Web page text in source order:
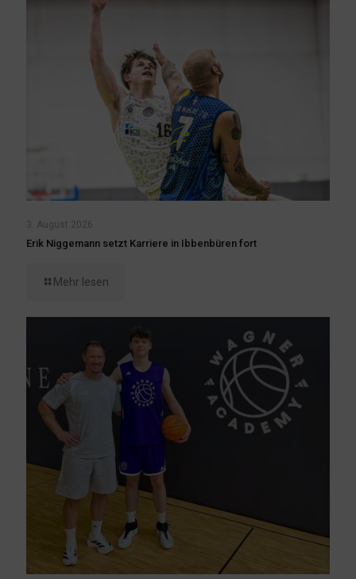
3. August 2026
Erik Niggemann setzt Karriere in Ibbenbüren fort
Mehr lesen